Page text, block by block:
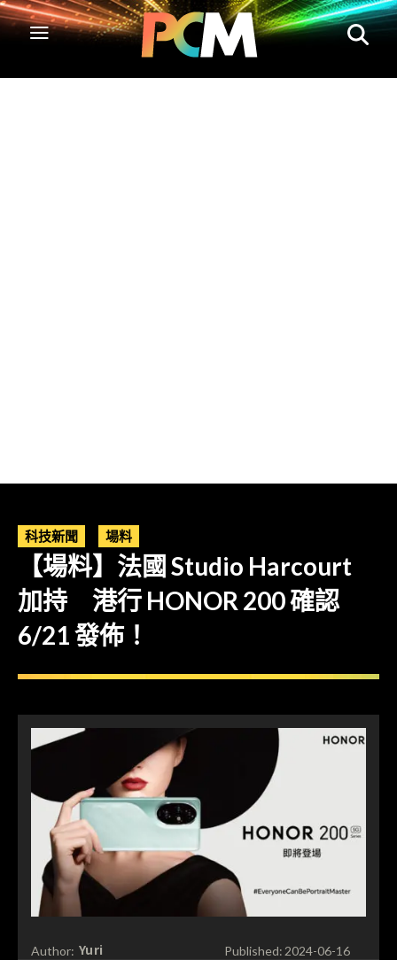
科技新聞 場料
【場料】法國 Studio Harcourt
加持 港行 HONOR 200 確認
6/21 發佈！
Author: Yuri Published: 2024-06-16